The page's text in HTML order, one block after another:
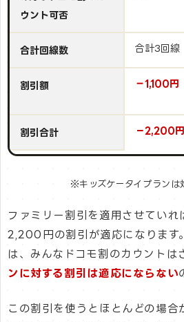
ウント可否
合計回線数 合計3回線
割引額 −1,100円
割引合計 －2,200円
※キッズケータイプランは
ファミリー割引を適用させていれ
2,200円の割引が適応になります
は、みんなドコモ割のカウントは
ンに対する割引は適応にならない
この割引を使うとほとんどの場合